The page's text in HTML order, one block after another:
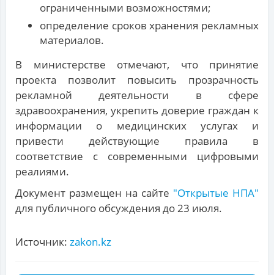
ограниченными возможностями;
определение сроков хранения рекламных
материалов.
В министерстве отмечают, что принятие
проекта позволит повысить прозрачность
рекламной деятельности в сфере
здравоохранения, укрепить доверие граждан к
информации о медицинских услугах и
привести действующие правила в
соответствие с современными цифровыми
реалиями.
Документ размещен на сайте "Открытые НПА"
для публичного обсуждения до 23 июля.
Источник: zakon.kz